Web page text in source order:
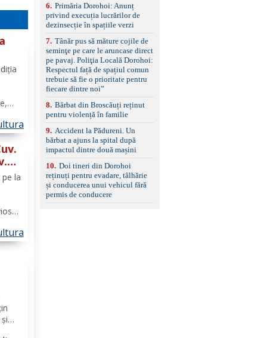
la
filtru de particule,
standard Euro 6 Trapă
panoramică, geamuri
remorcare Bonus: -
Covorașe textile montate
pe mașină. -Ofer și un
set de covorașe din
cauciuc/pvc. -Se vinde
împreună cu un set de
anvelope de iarnă.
6. Primăria Dorohoi: Anunț
privind execuția lucrărilor de
dezinsecție în spațiile verzi
7. Tânăr pus să măture cojile de
seminţe pe care le aruncase direct
pe pavaj. Poliţia Locală Dorohoi:
Respectul față de spațiul comun
trebuie să fie o prioritate pentru
fiecare dintre noi”
8. Bărbat din Broscăuți reținut
pentru violență în familie
9. Accident la Pădureni. Un
bărbat a ajuns la spital după
impactul dintre două mașini
10. Doi tineri din Dorohoi
reținuți pentru evadare, tâlhărie
și conducerea unui vehicul fără
permis de conducere